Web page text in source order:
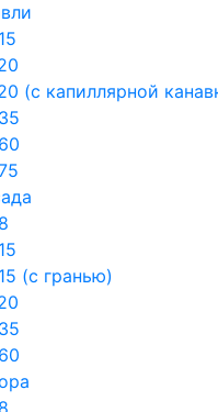
(с капиллярной
(с гранью)